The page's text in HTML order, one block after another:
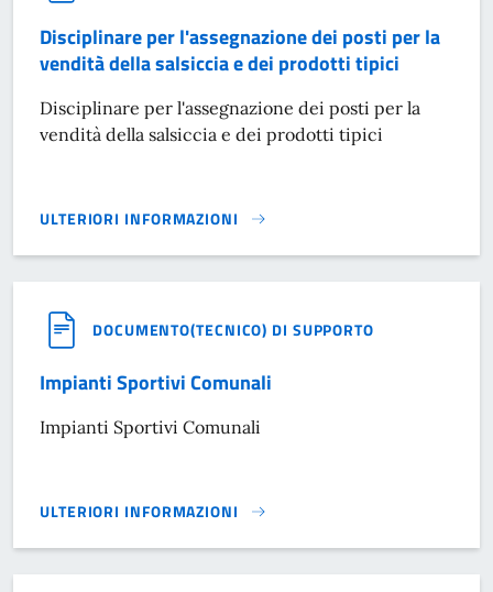
Disciplinare per l'assegnazione dei posti per la
vendità della salsiccia e dei prodotti tipici
Disciplinare per l'assegnazione dei posti per la
vendità della salsiccia e dei prodotti tipici
ULTERIORI INFORMAZIONI
DISCIPLINARE PER L'ASSEGNAZIONE DEI POSTI PER LA
DOCUMENTO(TECNICO) DI SUPPORTO
Impianti Sportivi Comunali
Impianti Sportivi Comunali
ULTERIORI INFORMAZIONI
IMPIANTI SPORTIVI COMUNALI}